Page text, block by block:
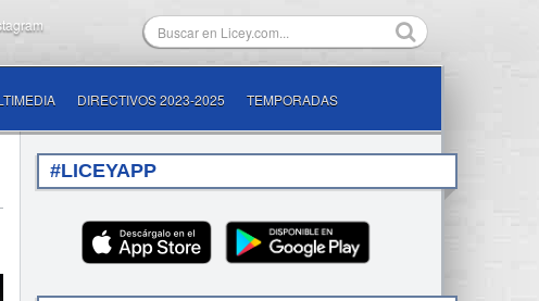
DIRECTIVOS 2023-2025 TEMPORADAS
#LICEYAPP